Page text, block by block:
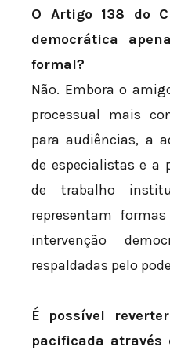
O Artigo 138 do
democrática
formal?
Não. Embora o
processual mais
para audiências, a
de especialistas e a
de trabalho
representam
intervenção
respaldadas pelo
É possível
pacificada através